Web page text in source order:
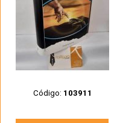
Código: 103911